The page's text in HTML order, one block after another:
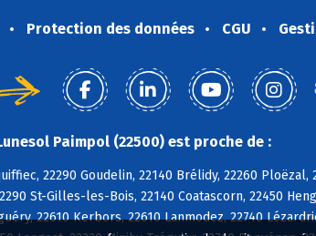
Protection des données CGU
Paimpol (22500) est proche de :
22290 Goudelin, 22140 Brélidy, 22260
St-Gilles-les-Bois, 22140 Coatascorn, 22450
22610 Kerbors, 22610 Lanmodez, 22740